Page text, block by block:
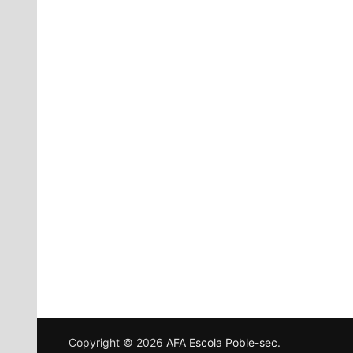
Copyright © 2026 AFA Escola Poble-sec.